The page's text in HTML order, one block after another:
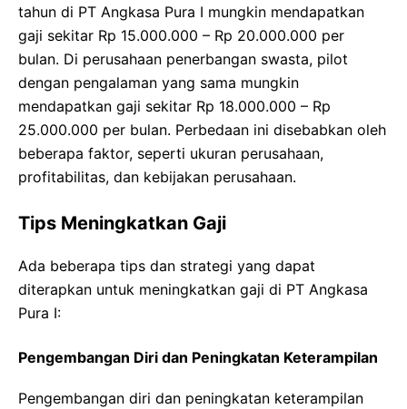
tahun di PT Angkasa Pura I mungkin mendapatkan
gaji sekitar Rp 15.000.000 – Rp 20.000.000 per
bulan. Di perusahaan penerbangan swasta, pilot
dengan pengalaman yang sama mungkin
mendapatkan gaji sekitar Rp 18.000.000 – Rp
25.000.000 per bulan. Perbedaan ini disebabkan oleh
beberapa faktor, seperti ukuran perusahaan,
profitabilitas, dan kebijakan perusahaan.
Tips Meningkatkan Gaji
Ada beberapa tips dan strategi yang dapat
diterapkan untuk meningkatkan gaji di PT Angkasa
Pura I:
Pengembangan Diri dan Peningkatan Keterampilan
Pengembangan diri dan peningkatan keterampilan